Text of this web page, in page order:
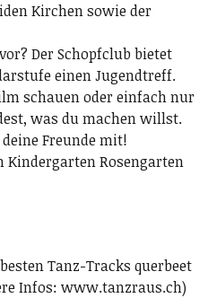
Kirchen sowie der
Der Schopfclub bietet
einen Jugendtreff.
schauen oder einfach nur
was du machen willst.
Freunde mit!
Kindergarten Rosengarten
Tanz-Tracks querbeet
Infos: www.tanzraus.ch)